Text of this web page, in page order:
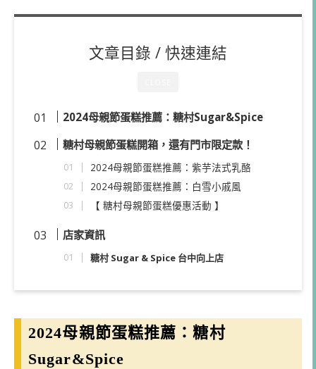
文章目錄 / 快速連結
2024母親節蛋糕推薦：糖村Sugar&Spice
糖村母親節蛋糕開箱，還有門市限定款！
2024母親節蛋糕推薦：紫芋法式乳酪
2024母親節蛋糕推薦：白雪小戚風
【 糖村母親節蛋糕優惠活動 】
店家資訊
糖村 Sugar & Spice 台中向上店
2024母親節蛋糕推薦：糖村
Sugar&Spice